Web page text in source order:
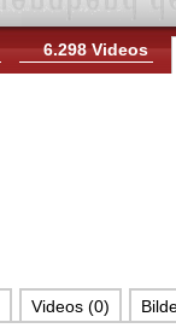
6.298 Videos
Videos (0)